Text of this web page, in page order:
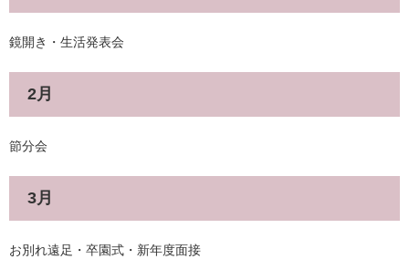
鏡開き・生活発表会
2月
節分会
3月
お別れ遠足・卒園式・新年度面接